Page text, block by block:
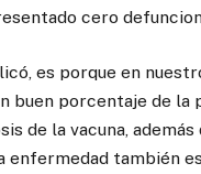
cero
es porque en
buen porcentaje de la
de la vacuna, además
enfermedad también